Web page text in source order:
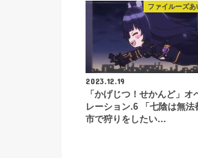
ファイルーズあ
2023.12.19
「かげじつ！せかんど」オ
レーション.6 「七陰は無法
市で狩りをしたい…